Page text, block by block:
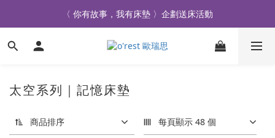
全品牌滿 $990免運｜會員買即贈〈 購物金 〉
〈 你有故事，我有床墊 〉企劃送床活動
太空系列｜記憶床墊
商品排序 每頁顯示 48 個